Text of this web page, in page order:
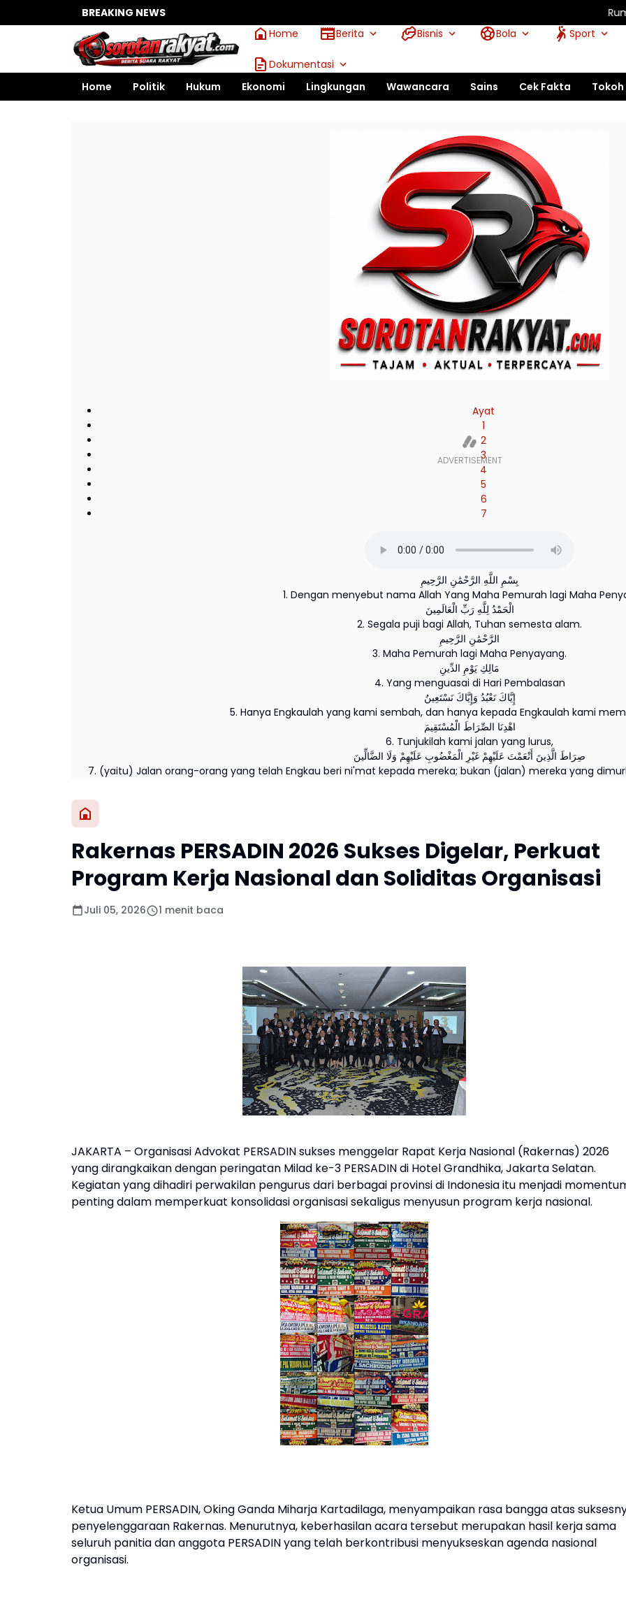
BREAKING NEWS
Rumah
Home
Berita Bisnis Bola Sport
Dokumentasi
Home
Politik Hukum Ekonomi Lingkungan Wawancara Sains Cek Fakta Tokoh
Ayat
1
2
3
4
5
6
7
بِسْمِ اللَّهِ الرَّحْمَٰنِ الرَّحِيمِ
1. Dengan menyebut nama Allah Yang Maha Pemurah lagi Maha
الْحَمْدُ لِلَّهِ رَبِّ الْعَالَمِينَ
2. Segala puji bagi Allah, Tuhan semesta alam.
الرَّحْمَٰنِ الرَّحِيمِ
3. Maha Pemurah lagi Maha Penyayang.
مَالِكِ يَوْمِ الدِّينِ
4. Yang menguasai di Hari Pembalasan
إِيَّاكَ نَعْبُدُ وَإِيَّاكَ نَسْتَعِينُ
5. Hanya Engkaulah yang kami sembah, dan hanya kepada Engkaulah kami
اهْدِنَا الصِّرَاطَ الْمُسْتَقِيمَ
6. Tunjukilah kami jalan yang lurus,
صِرَاطَ الَّذِينَ أَنْعَمْتَ عَلَيْهِمْ غَيْرِ الْمَغْضُوبِ عَلَيْهِمْ وَلَا الضَّالِّينَ
7. (yaitu) Jalan orang-orang yang telah Engkau beri ni'mat kepada mereka; bukan (jalan) mereka yang
Rakernas PERSADIN 2026 Sukses Digelar, Perkuat
Program Kerja Nasional dan Soliditas Organisasi
Juli 05, 2026 1 menit baca
JAKARTA – Organisasi Advokat PERSADIN sukses menggelar Rapat Kerja Nasional (Rakernas) 2026
yang dirangkaikan dengan peringatan Milad ke-3 PERSADIN di Hotel Grandhika, Jakarta Selatan.
Kegiatan yang dihadiri perwakilan pengurus dari berbagai provinsi di Indonesia itu menjadi
penting dalam memperkuat konsolidasi organisasi sekaligus menyusun program kerja nasional.
Ketua Umum PERSADIN, Oking Ganda Miharja Kartadilaga, menyampaikan rasa bangga atas
penyelenggaraan Rakernas. Menurutnya, keberhasilan acara tersebut merupakan hasil kerja sama
seluruh panitia dan anggota PERSADIN yang telah berkontribusi menyukseskan agenda nasional
organisasi.